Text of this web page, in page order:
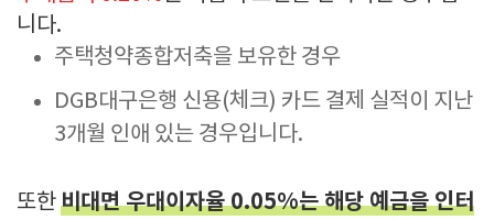
니다.
주택청약종합저축을 보유한 경우
DGB대구은행 신용(체크) 카드 결제 실적이 지난
3개월 인애 있는 경우입니다.
또한비대면 우대이자율 0.05%는 해당 예금을 인터